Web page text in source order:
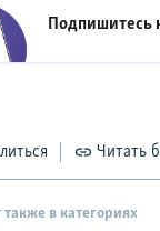
Подпишитесь
Читать
также в категориях